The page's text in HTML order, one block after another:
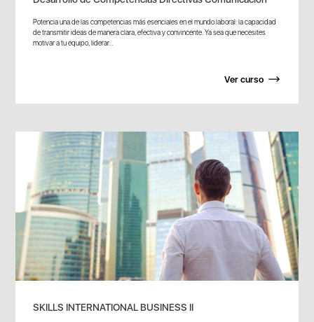
Potencia una de las competencias más esenciales en el mundo laboral: la capacidad
de transmitir ideas de manera clara, efectiva y convincente. Ya sea que necesites
motivar a tu equipo, liderar...
Ver curso
SKILLS INTERNATIONAL BUSINESS II